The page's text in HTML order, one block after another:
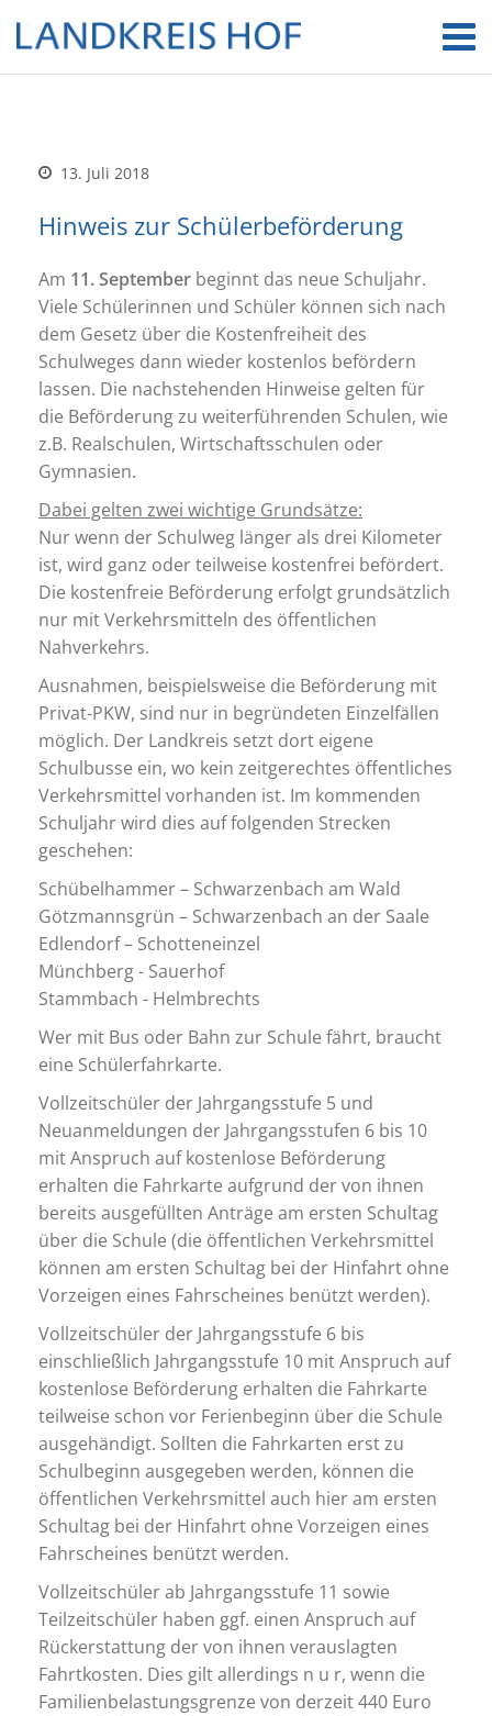
13. Juli 2018
Hinweis zur Schülerbeförderung
Am 11. September beginnt das neue Schuljahr.
Viele Schülerinnen und Schüler können sich nach
dem Gesetz über die Kostenfreiheit des
Schulweges dann wieder kostenlos befördern
lassen. Die nachstehenden Hinweise gelten für
die Beförderung zu weiterführenden Schulen, wie
z.B. Realschulen, Wirtschaftsschulen oder
Gymnasien.
Dabei gelten zwei wichtige Grundsätze:
Nur wenn der Schulweg länger als drei Kilometer
ist, wird ganz oder teilweise kostenfrei befördert.
Die kostenfreie Beförderung erfolgt grundsätzlich
nur mit Verkehrsmitteln des öffentlichen
Nahverkehrs.
Ausnahmen, beispielsweise die Beförderung mit
Privat-PKW, sind nur in begründeten Einzelfällen
möglich. Der Landkreis setzt dort eigene
Schulbusse ein, wo kein zeitgerechtes öffentliches
Verkehrsmittel vorhanden ist. Im kommenden
Schuljahr wird dies auf folgenden Strecken
geschehen:
Schübelhammer – Schwarzenbach am Wald
Götzmannsgrün – Schwarzenbach an der Saale
Edlendorf – Schotteneinzel
Münchberg - Sauerhof
Stammbach - Helmbrechts
Wer mit Bus oder Bahn zur Schule fährt, braucht
eine Schülerfahrkarte.
Vollzeitschüler der Jahrgangsstufe 5 und
Neuanmeldungen der Jahrgangsstufen 6 bis 10
mit Anspruch auf kostenlose Beförderung
erhalten die Fahrkarte aufgrund der von ihnen
bereits ausgefüllten Anträge am ersten Schultag
über die Schule (die öffentlichen Verkehrsmittel
können am ersten Schultag bei der Hinfahrt ohne
Vorzeigen eines Fahrscheines benützt werden).
Vollzeitschüler der Jahrgangsstufe 6 bis
einschließlich Jahrgangsstufe 10 mit Anspruch auf
kostenlose Beförderung erhalten die Fahrkarte
teilweise schon vor Ferienbeginn über die Schule
ausgehändigt. Sollten die Fahrkarten erst zu
Schulbeginn ausgegeben werden, können die
öffentlichen Verkehrsmittel auch hier am ersten
Schultag bei der Hinfahrt ohne Vorzeigen eines
Fahrscheines benützt werden.
Vollzeitschüler ab Jahrgangsstufe 11 sowie
Teilzeitschüler haben ggf. einen Anspruch auf
Rückerstattung der von ihnen verauslagten
Fahrtkosten. Dies gilt allerdings n u r, wenn die
Familienbelastungsgrenze von derzeit 440 Euro